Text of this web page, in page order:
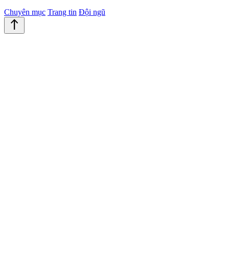
Chuyên mục Trang tin Đội ngũ
north